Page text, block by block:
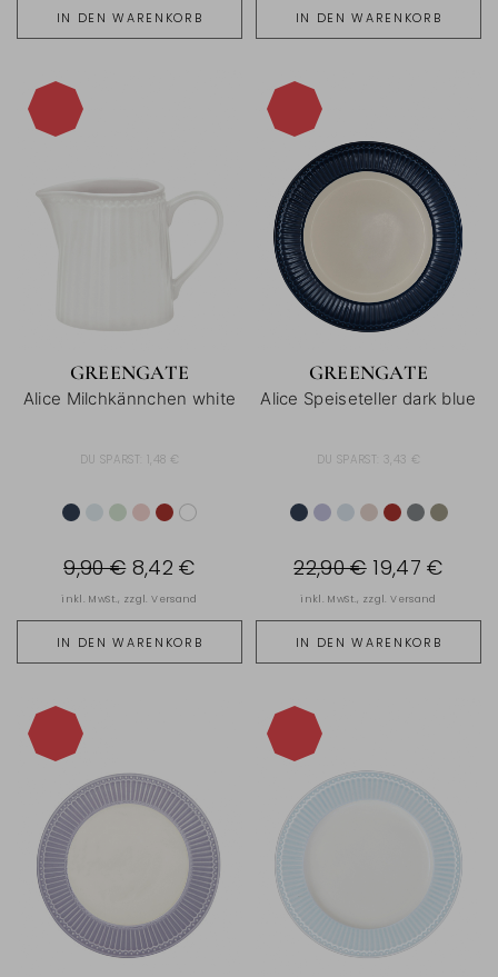
IN DEN WARENKORB IN DEN WARENKORB
GREENGATE
Alice Milchkännchen white
DU SPARST: 1,48 €
IN DEN WARENKORB
9,90 € 8,42 €
inkl. MwSt., zzgl.Versand
GREENGATE
Alice Speiseteller dark blue
DU SPARST: 3,43 €
IN DEN WARENKORB
22,90 € 19,47 €
inkl. MwSt., zzgl.Versand